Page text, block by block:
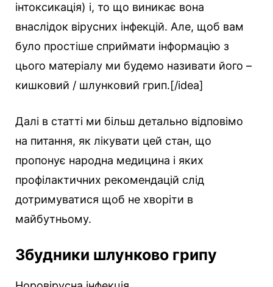
інтоксикація) і, то що виникає вона
внаслідок вірусних інфекцій. Але, щоб вам
було простіше сприймати інформацію з
цього матеріалу ми будемо називати його –
кишковий / шлунковий грип.[/idea]
Далі в статті ми більш детально відповімо
на питання, як лікувати цей стан, що
пропонує народна медицина і яких
профілактичних рекомендацій слід
дотримуватися щоб не хворіти в
майбутньому.
Збудники шлунково грипу